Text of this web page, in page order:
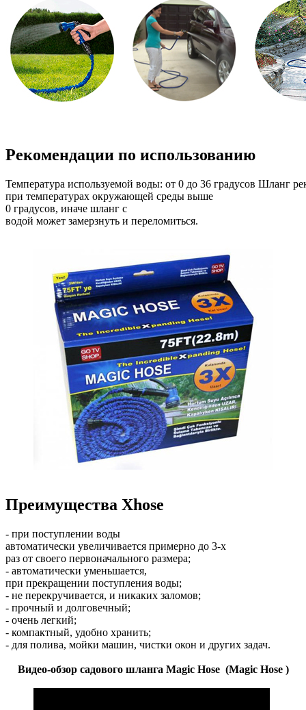
Рекомендации по использованию
Температура используемой воды: от 0 до 36 градусов Шланг
при температурах окружающей среды выше
0 градусов, иначе шланг с
водой может замерзнуть и переломиться.
Преимущества Xhose
- при поступлении воды
автоматически увеличивается примерно до 3-х
раз от своего первоначального размера;
- автоматически уменьшается,
при прекращении поступления воды;
- не перекручивается, и никаких заломов;
- прочный и долговечный;
- очень легкий;
- компактный, удобно хранить;
- для полива, мойки машин, чистки окон и других задач.
Видео-обзор садового шланга Magic Hose (Magic Hose )